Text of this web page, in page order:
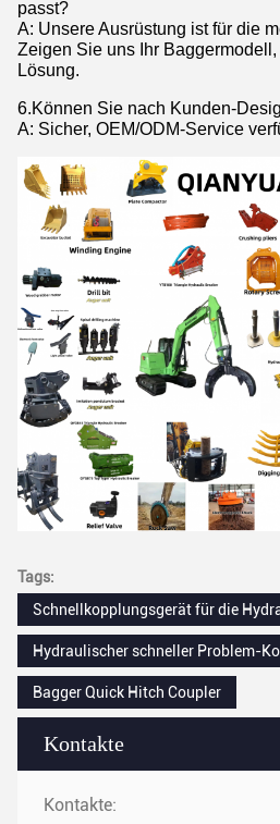
Kontakte
Kontakte:
passt?
A: Unsere Ausrüstung ist für die
Zeigen Sie uns Ihr
Lösung.
6.Können Sie nach Kunden-
A: Sicher, OEM/ODM-Service
Tags:
Schnellkopplungsgerät für die
Hydraulischer schneller Problem-
Bagger Quick Hitch Coupler